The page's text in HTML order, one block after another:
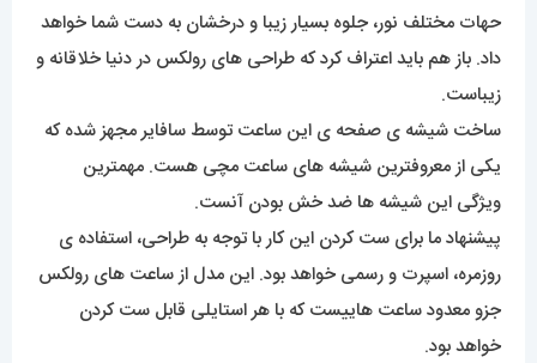
حهات مختلف نور، جلوه بسیار زیبا و درخشان به دست شما خواهد
داد. باز هم باید اعتراف کرد که طراحی های رولکس در دنیا خلاقانه و
زیباست.
ساخت شیشه ی صفحه ی این ساعت توسط سافایر مجهز شده که
یکی از معروفترین شیشه های ساعت مچی هست. مهمترین
ویژگی این شیشه ها ضد خش بودن آنست.
پیشنهاد ما برای ست کردن این کار با توجه به طراحی، استفاده ی
روزمره، اسپرت و رسمی خواهد بود. این مدل از ساعت های رولکس
جزو معدود ساعت هاییست که با هر استایلی قابل ست کردن
خواهد بود.